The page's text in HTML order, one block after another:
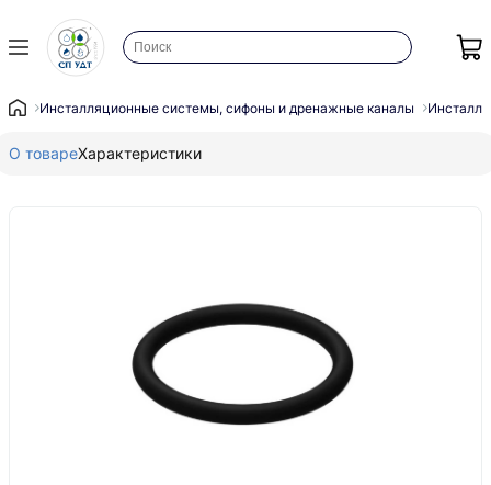
Инсталляционные системы, сифоны и дренажные каналы
О товареХарактеристики